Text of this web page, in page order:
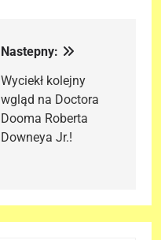
Nastepny:
Wyciekł kolejny
wgląd na Doctora
Dooma Roberta
Downeya Jr.!